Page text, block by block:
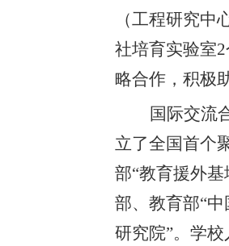
（工程研究中
社培育实验室2
略合作，积极
国际交流
立了全国首个
部“教育援外
部、教育部“
研究院”。学